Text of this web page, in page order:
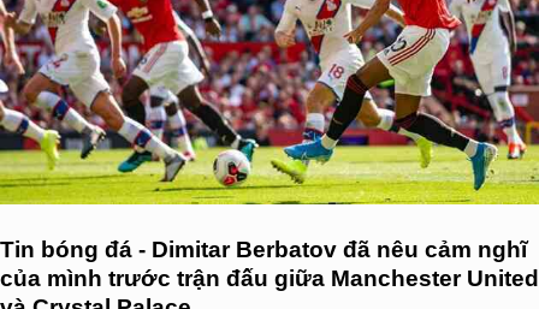
Tin bóng đá - Dimitar Berbatov đã nêu cảm nghĩ
của mình trước trận đấu giữa Manchester United